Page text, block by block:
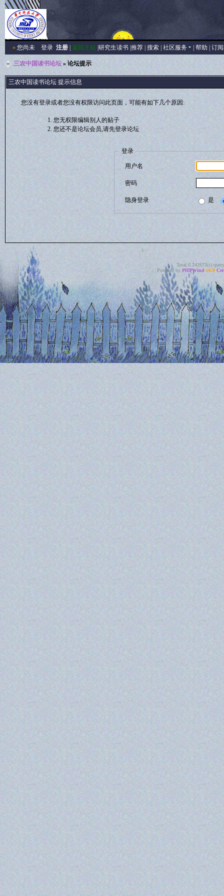
»您尚未 登录 注册| 返回主站| 研究生读书| 推荐| 搜索| 社区服务 帮助 订
三农中国读书论坛» 论坛提示
三农中国读书论坛 提示信息
您没有登录或者您没有权限访问此页面，可能有如下几个原因:
您无权限编辑别人的贴子
您还不是论坛会员,请先登录论坛
登录
用户名
密码
隐身登录 是
Total 0.242673(s)
Powered by PHPWind v6.0